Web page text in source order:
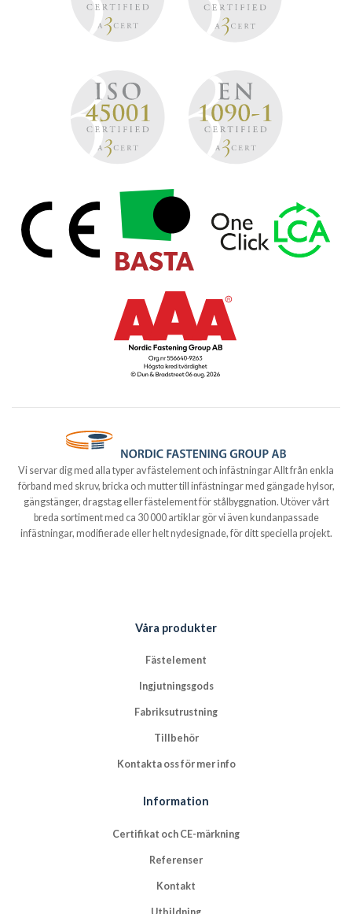
Vi servar dig med alla typer av fästelement och infästningar Allt från enkla
förband med skruv, bricka och mutter till infästningar med gängade hylsor,
gängstänger, dragstag eller fästelement för stålbyggnation. Utöver vårt
breda sortiment med ca 30 000 artiklar gör vi även kundanpassade
infästningar, modifierade eller helt nydesignade, för ditt speciella projekt.
Våra produkter
Fästelement
Ingjutningsgods
Fabriksutrustning
Tillbehör
Kontakta oss för mer info
Information
Certifikat och CE-märkning
Referenser
Kontakt